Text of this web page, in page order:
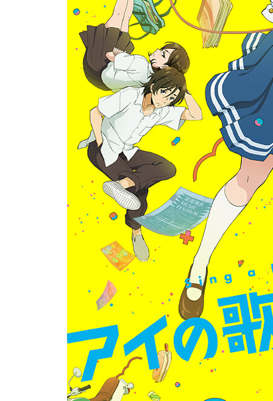
**상품 구성
1. 키이 칸나 일러스트 슬리브 + 디지팩 + 본편 디
2. 52p 가이드북
캐스트 & 스태프 인터뷰와 캐릭터 해설을 풍성하
3. 특전 디스크 1
이벤트 영상 및 Weekly! 아이 노래 리포트 Vol.1 ~
4. 특전 디스크 2
츠치야타오의「유 니드 어 프렌드 ~ 너는 친구가
5. 스태프 오디오 코멘터리
제작 스태프의 뒷이야기를 들을 수 있는 오디오 코
6. A3 대형 렌티큘러 일러스트
통통 튀는 키비쥬얼을 사용한 대형 렌티큘러 일러